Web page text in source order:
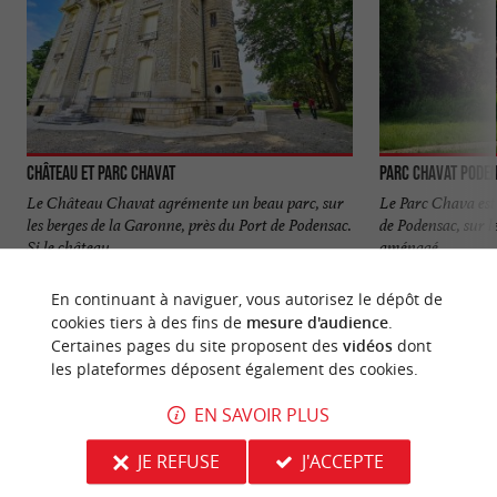
Château et Parc Chavat
Le Château Chavat agrémente un beau parc, sur
les berges de la Garonne, près du Port de Podensac.
Si le château ...
488 m - Podensac
Parc Chavat
Le Parc Chava
de Podensac, sur
aménagé ...
490 m -
NOUS AVONS TESTÉPOUR VOUS
En continuant à naviguer, vous autorisez le dépôt de
cookies tiers à des fins de mesure d'audience.
Certaines pages du site proposent des vidéosdont
les plateformes déposent également des cookies.
EN SAVOIR PLUS
JE REFUSE
J'ACCEPTE